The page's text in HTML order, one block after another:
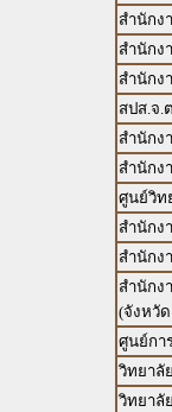
สำนักง
สำนักง
สำนักง
สปส.จ.
สำนักง
สำนักง
ศูนย์วิท
สำนักง
สำนักง
สำนักง
(จังหวั
ศูนย์กา
วิทยาลั
วิทยาลั